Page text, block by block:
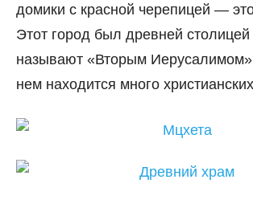
домики с красной черепицей —
Этот город был древней столицей
называют «Вторым
нем находится много